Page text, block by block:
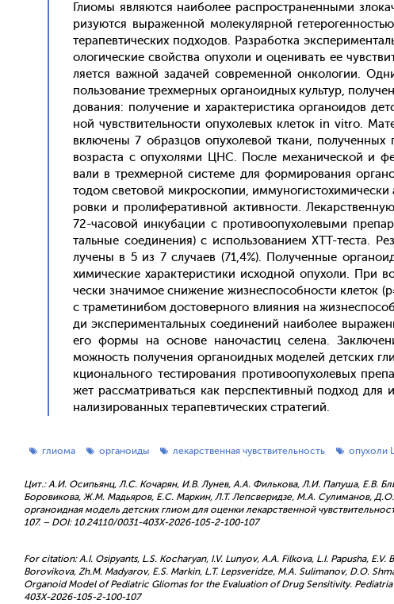
Гли­омы яв­ля­ют­ся на­ибо­лее рас­простра­нен­ны­ми
ризу­ют­ся вы­ражен­ной мо­леку­ляр­ной
те­рапев­ти­чес­ких под­хо­дов. Раз­ра­бот­ка
оло­гичес­кие свой­ства опу­холи и оце­нивать ее
ля­ет­ся важ­ной за­дачей сов­ре­мен­ной он­ко­логии.
поль­зо­вание трех­мерных ор­га­но­ид­ных куль­тур,
дова­ния: по­луче­ние и ха­рак­те­рис­ти­ка ор­га­но­идов
ной чувс­тви­тель­нос­ти опу­холе­вых кле­ток in vitro.
вклю­чены 7 об­разцов опу­холе­вой тка­ни, по­лучен­ных
воз­раста с опу­холя­ми ЦНС. Пос­ле ме­хани­чес­кой и
вали в трех­мерной сис­те­ме для фор­ми­рова­ния
тодом све­товой мик­роско­пии,
ров­ки и про­лифе­ратив­ной ак­тивнос­ти.
72-ча­совой ин­ку­бации с про­тиво­опу­холе­выми
таль­ные со­еди­нения) с ис­поль­зо­вани­ем ХТТ-тес­та.
луче­ны в 5 из 7 слу­ча­ев (71,4%). По­лучен­ные
хими­чес­кие ха­рак­те­рис­ти­ки ис­ходной опу­холи. При
чес­ки зна­чимое сни­жение жиз­неспо­соб­ности кле­ток
с тра­мети­нибом дос­то­вер­но­го вли­яния на
ди эк­спе­римен­таль­ных со­еди­нений на­ибо­лее
его фор­мы на ос­но­ве на­ночас­тиц се­лена.
можность по­луче­ния ор­га­но­ид­ных мо­делей дет­ских
кци­ональ­но­го тес­ти­рова­ния про­тиво­опу­холе­вых
жет рас­смат­ри­вать­ся как пер­спек­тивный под­ход
нали­зиро­ван­ных те­рапев­ти­чес­ких стра­тегий.
глиома органоиды лекарственная чувствительность опухоли
Цит.: А.И. Осипьянц, Л.С. Кочарян, И.В. Лунев, А.А. Филькова, Л.И. Папуша, Е.В.
Боровикова, Ж.М. Мадьяров, Е.С. Маркин, Л.Т. Лепсверидзе, М.А. Сулиманов,
органоидная модель детских глиом для оценки лекарственной
107. – DOI: 10.24110/0031-403X-2026-105-2-100-107
For citation: A.I. Osipyants, L.S. Kocharyan, I.V. Lunyov, A.A. Filkova, L.I. Papusha,
Borovikova, Zh.M. Madyarov, E.S. Markin, L.T. Lepsveridze, M.A. Sulimanov, D.O.
Organoid Model of Pediatric Gliomas for the Evaluation of Drug Sensitivity. Pediatria
403X-2026-105-2-100-107